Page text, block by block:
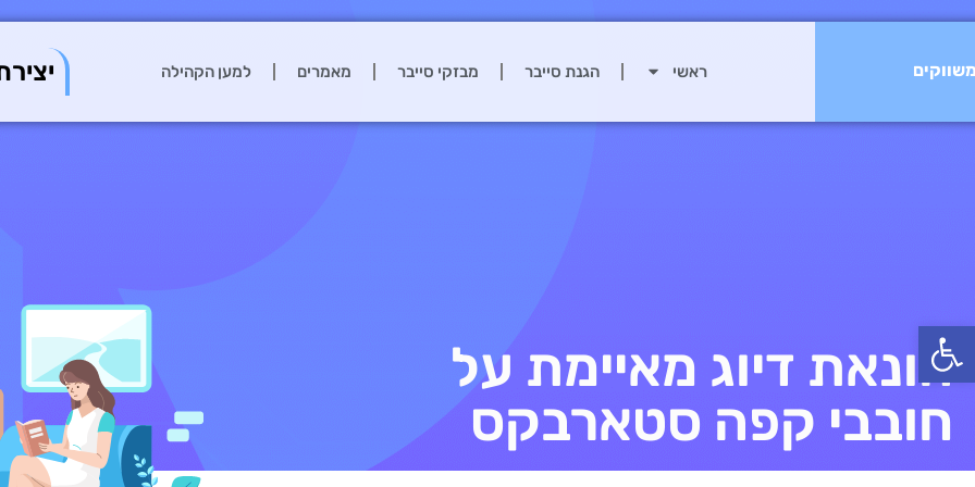
פתח סרגל נגישות
ראשי הגנת סייבר מבזקי סייבר מאמרים למען הקהילה
הונאת דיוג מאיימת על
חובבי קפה סטארבקס